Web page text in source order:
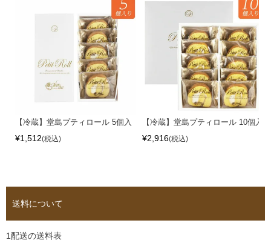
【冷蔵】堂島プティロール 5個入
¥1,512 税込
【冷蔵】堂島プティロール 10個入
¥2,916 税込
送料について
1配送の送料表